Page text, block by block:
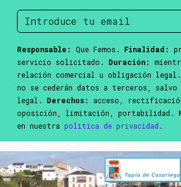
Responsable: Que Femos. Finalidad:
servicio solicitado. Duración:
relación comercial u obligación legal.
no se cederán datos a terceros, salvo
legal. Derechos:
acceso,
oposición, limitación, portabilidad.
en nuestra política de privacidad .